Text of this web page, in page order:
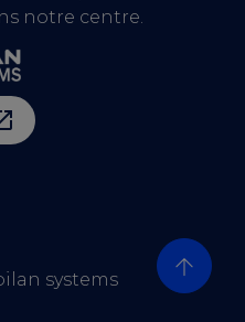
notre centre.
systems